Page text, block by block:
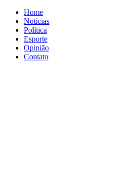
Home
Notícias
Política
Esporte
Opinião
Contato